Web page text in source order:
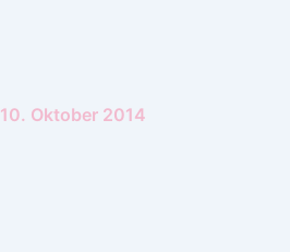
10. Oktober 2014